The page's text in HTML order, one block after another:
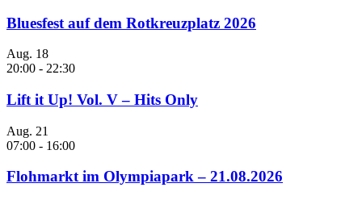
Bluesfest auf dem Rotkreuzplatz 2026
Aug. 18
20:00 - 22:30
Lift it Up! Vol. V – Hits Only
Aug. 21
07:00 - 16:00
Flohmarkt im Olympiapark – 21.08.2026